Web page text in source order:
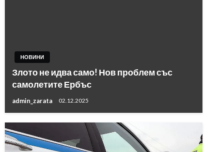
НОВИНИ
Злото не идва само! Нов проблем със
самолетите Ербъс
admin_zarata 02.12.2025